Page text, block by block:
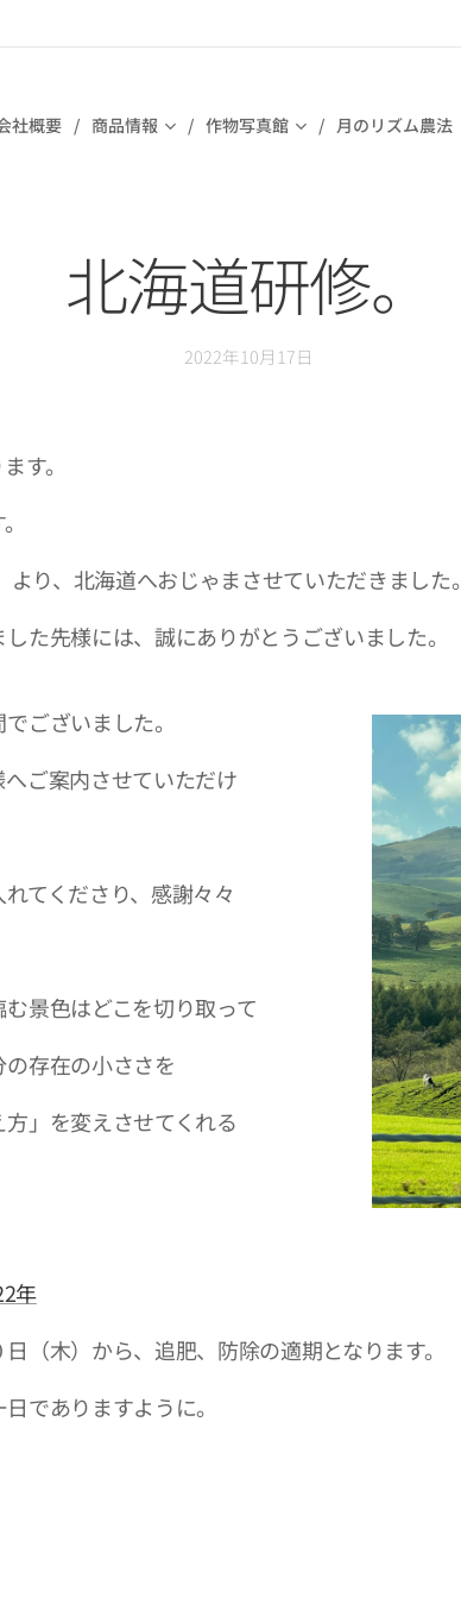
社概要 商品情報 作物写真館 月のリズム農法
北海道研修。
2022年10月17日
す。
り、北海道へおじゃまさせていただきました。
た先様には、誠にありがとうございました。
ございました。
ご案内させていただけ
てくださり、感謝々々
景色はどこを切り取って
存在の小ささを
」を変えさせてくれる
年
から、追肥、防除の適期となります。
でありますように。